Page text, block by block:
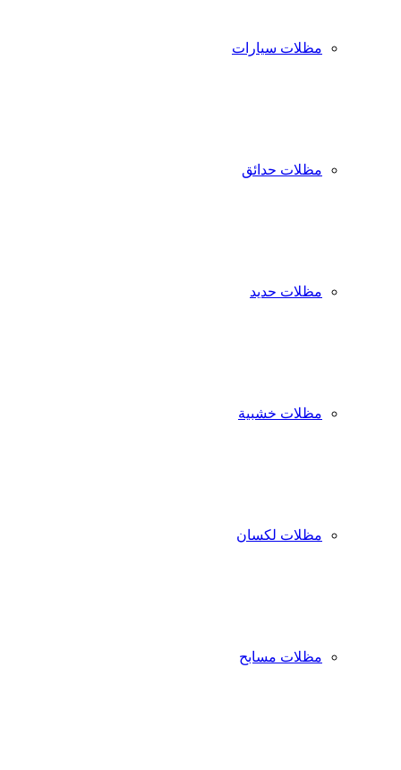
مظلات سيارات
مظلات حدائق
مظلات حديد
مظلات خشبية
مظلات لكسان
مظلات مسابح